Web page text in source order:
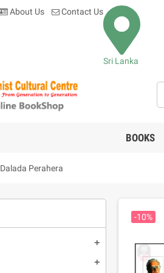
About Us Contact Us
Sri Lanka
BOOKS
Dalada Perahera
add
add
-10%